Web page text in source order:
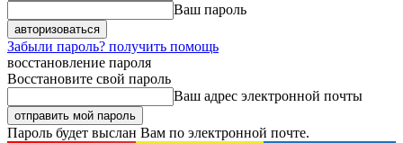
Ваш пароль
Забыли пароль? получить помощь
восстановление пароля
Восстановите свой пароль
Ваш адрес электронной почты
Пароль будет выслан Вам по электронной почте.